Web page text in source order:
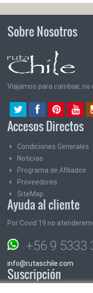
Sobre Nosotros
Viajamos para cambiar, no
Accesos Directos
Condiciones Generales
Noticias
Programa de Afiliados
Proveedores
SiteMap
Ayuda al cliente
Por Covid 19 no
+56 9 5333
info@rutaschile.com
Suscripción